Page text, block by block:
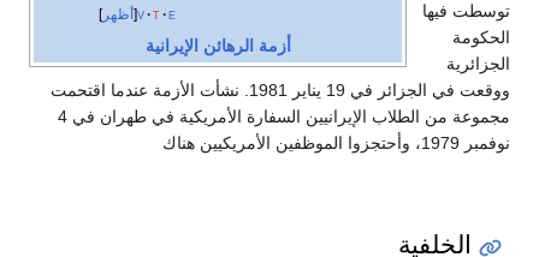
أظهر v t e
أزمة الرهائن الإيرانية
توسطت فيها
الحكومة
الجزائرية
ووقعت في الجزائر في 19 يناير 1981. نشأت الأزمة عندما اقتحمت
مجموعة من الطلاب الإيرانيين السفارة الأمريكية في طهران في 4
نوفمبر 1979، وأحتجزوا الموظفين الأمريكيين هناك
الخلفية